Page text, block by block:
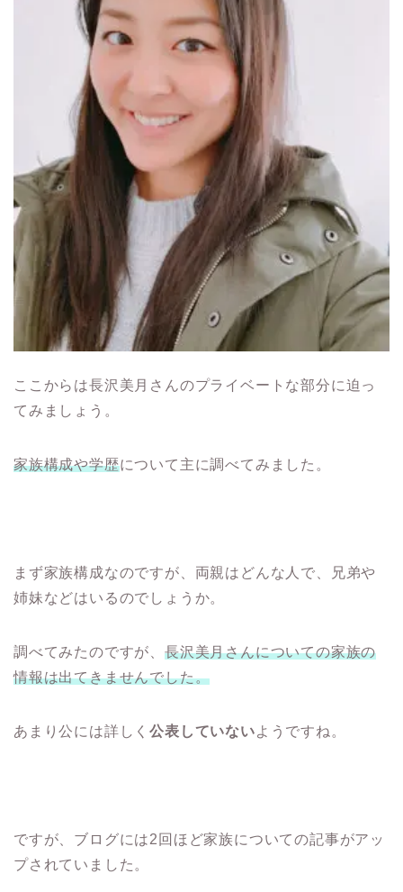
ここからは長沢美月さんのプライベートな部分に迫っ
てみましょう。
家族構成や学歴について主に調べてみました。
まず家族構成なのですが、両親はどんな人で、兄弟や
姉妹などはいるのでしょうか。
調べてみたのですが、長沢美月さんについての家族の
情報は出てきませんでした。
あまり公には詳しく公表していないようですね。
ですが、ブログには2回ほど家族についての記事がアッ
プされていました。